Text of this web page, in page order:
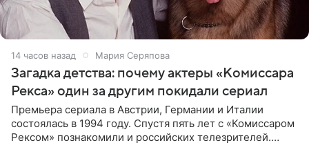
14 часов назад Мария Серяпова
Загадка детства: почему актеры «Комиссара
Рекса» один за другим покидали сериал
Премьера сериала в Австрии, Германии и Италии
состоялась в 1994 году. Спустя пять лет с «Комиссаром
Рексом» познакомили и российских телезрителей.